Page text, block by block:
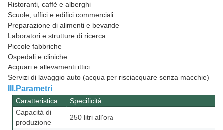
Ristoranti, caffè e alberghi
Scuole, uffici e edifici commerciali
Preparazione di alimenti e bevande
Laboratori e strutture di ricerca
Piccole fabbriche
Ospedali e cliniche
Acquari e allevamenti ittici
Servizi di lavaggio auto (acqua per risciacquare senza macchie)
III.Parametri
Caratteristica
Specificità
Capacità di
produzione
250 litri all'ora